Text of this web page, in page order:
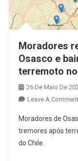
Moradores
Osasco e
terremoto
26 De Maio De
Leave A Comment
Moradores de
tremores após
do Chile.